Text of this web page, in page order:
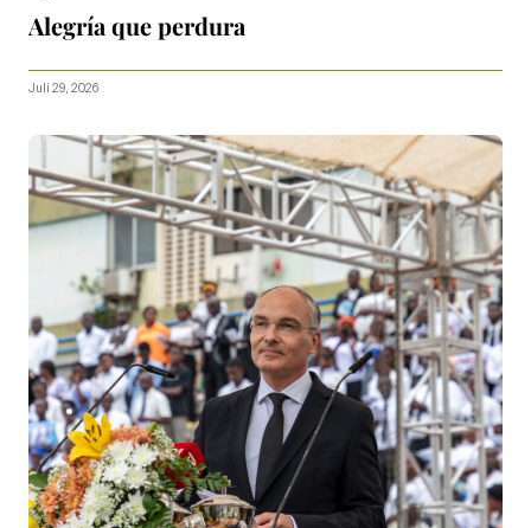
Alegría que perdura
Juli 29, 2026